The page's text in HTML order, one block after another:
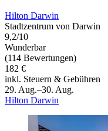
Hilton Darwin
Stadtzentrum von Darwin
9,2/10
Wunderbar
(114 Bewertungen)
182 €
inkl. Steuern & Gebühren
29. Aug.–30. Aug.
Hilton Darwin